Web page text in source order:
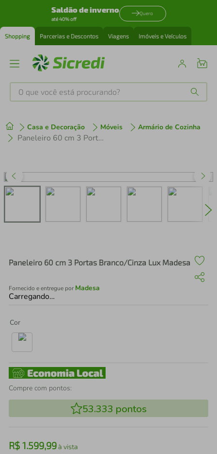
Saldão de inverno
até 40% off
Quero
Shopping Parcerias e Descontos Viagens Imóveis e Veículos
O que você está procurando?
Casa e Decoração Móveis Armário de Cozinha
Paneleiro 60 cm 3 Portas Branco/Cinza Lux Madesa
Paneleiro 60 cm 3 Portas Branco/Cinza Lux Madesa
Fornecido e entregue por Madesa
Carregando…
Cor
Compre com pontos:
53.333 pontos
R$ 1.599,99à vista
1º tenis
perfume